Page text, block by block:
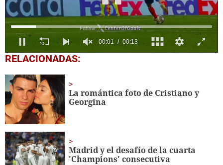
0
seconds
13
seconds
00:16
RELACIONADAS:
La romántica foto de Cristiano y
Georgina
Madrid y el desafío de la cuarta
'Champions' consecutiva